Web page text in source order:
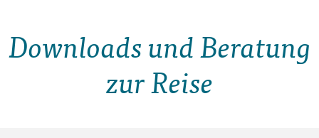
Downloads und Beratung
zur Reise